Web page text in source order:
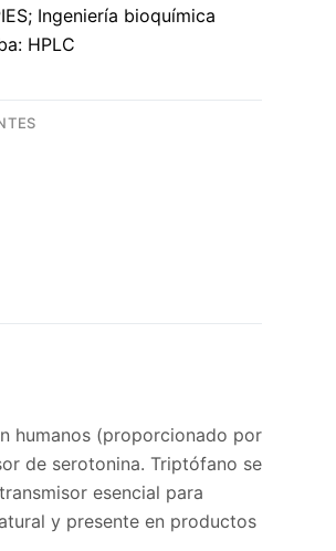
Ingeniería bioquímica
HPLC
humanos (proporcionado por
de serotonina. Triptófano se
esencial para
y presente en productos